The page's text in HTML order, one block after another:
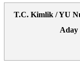
T.C. Kimlik / YU
Aday